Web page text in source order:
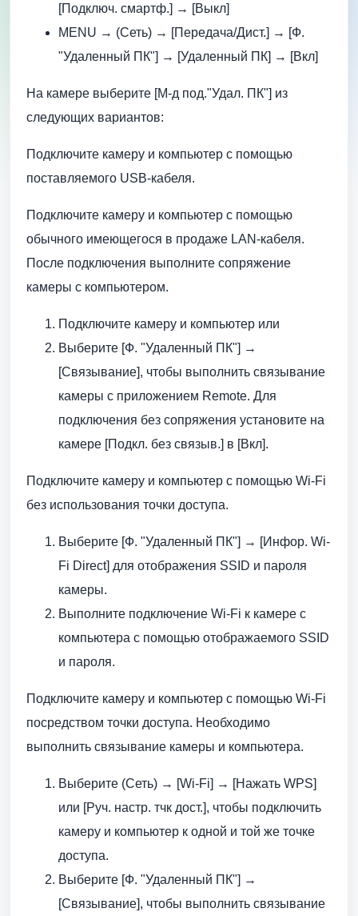
[Подключ. смартф.] → [Выкл]
MENU → (Сеть) → [Передача/Дист.] → [Ф.
"Удаленный ПК"] → [Удаленный ПК] → [Вкл]
На камере выберите [М-д под."Удал. ПК"] из
следующих вариантов:
Подключите камеру и компьютер с помощью
поставляемого USB-кабеля.
Подключите камеру и компьютер с помощью
обычного имеющегося в продаже LAN-кабеля.
После подключения выполните сопряжение
камеры с компьютером.
Подключите камеру и компьютер или
Выберите [Ф. "Удаленный ПК"] →
[Связывание], чтобы выполнить связывание
камеры с приложением Remote. Для
подключения без сопряжения установите на
камере [Подкл. без связыв.] в [Вкл].
Подключите камеру и компьютер с помощью Wi-Fi
без использования точки доступа.
Выберите [Ф. "Удаленный ПК"] → [Инфор. Wi-
Fi Direct] для отображения SSID и пароля
камеры.
Выполните подключение Wi-Fi к камере с
компьютера с помощью отображаемого SSID
и пароля.
Подключите камеру и компьютер с помощью Wi-Fi
посредством точки доступа. Необходимо
выполнить связывание камеры и компьютера.
Выберите (Сеть) → [Wi-Fi] → [Нажать WPS]
или [Руч. настр. тчк дост.], чтобы подключить
камеру и компьютер к одной и той же точке
доступа.
Выберите [Ф. "Удаленный ПК"] →
[Связывание], чтобы выполнить связывание